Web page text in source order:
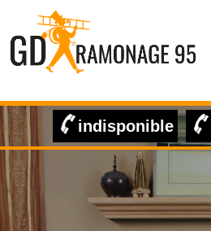
indisponible